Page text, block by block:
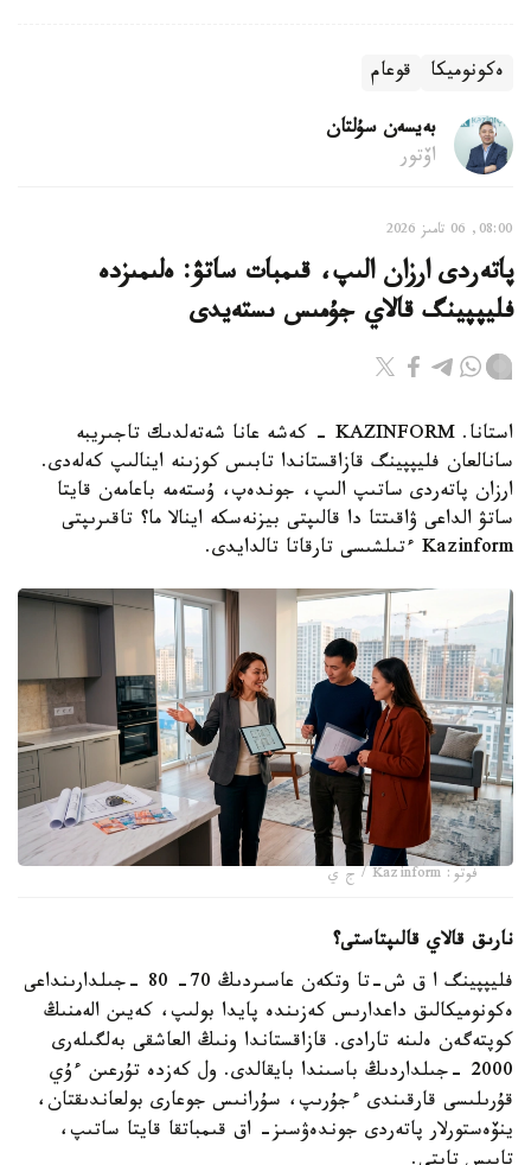
ەكونوميكا قوعام
بەيسەن سۇلتان
اۆتور
08:00, 06 تامىز 2026
پاتەردى ارزان الىپ، قىمبات ساتۋ: ەلىمىزدە
فليپپينگ قالاي جۇمىس ىستەيدى
استانا. KAZINFORM - كەشە عانا شەتەلدىك تاجىريبە
سانالعان فليپپينگ قازاقستاندا تابىس كوزىنە اينالىپ كەلەدى.
ارزان پاتەردى ساتىپ الىپ، جوندەپ، ۇستەمە باعامەن قايتا
ساتۋ الداعى ۋاقىتتا دا قالىپتى بيزنەسكە اينالا ما؟ تاقىرىپتى
Kazinform ءتىلشىسى تارقاتا تالدايدى.
فوتو: Kazinform / ج ي
نارىق قالاي قالىپتاستى؟
فليپپينگ ا ق ش-تا وتكەن عاسىردىڭ 70- 80 -جىلدارىنداعى
ەكونوميكالىق داعدارىس كەزىندە پايدا بولىپ، كەيىن الەمنىڭ
كوپتەگەن ەلىنە تارادى. قازاقستاندا ونىڭ العاشقى بەلگىلەرى
2000 -جىلداردىڭ باسىندا بايقالدى. ول كەزدە تۇرعىن ءۇي
قۇرىلىسى قارقىندى ءجۇرىپ، سۇرانىس جوعارى بولعاندىقتان،
ينۆەستورلار پاتەردى جوندەۋسىز- اق قىمباتقا قايتا ساتىپ،